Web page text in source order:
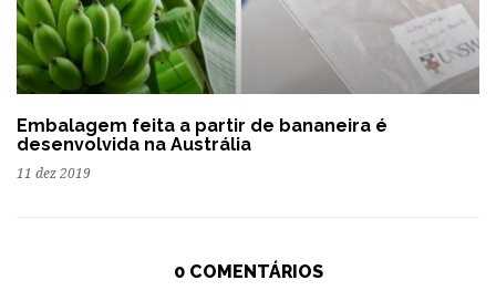
Embalagem feita a partir de bananeira é
desenvolvida na Austrália
11 dez 2019
0 COMENTÁRIOS